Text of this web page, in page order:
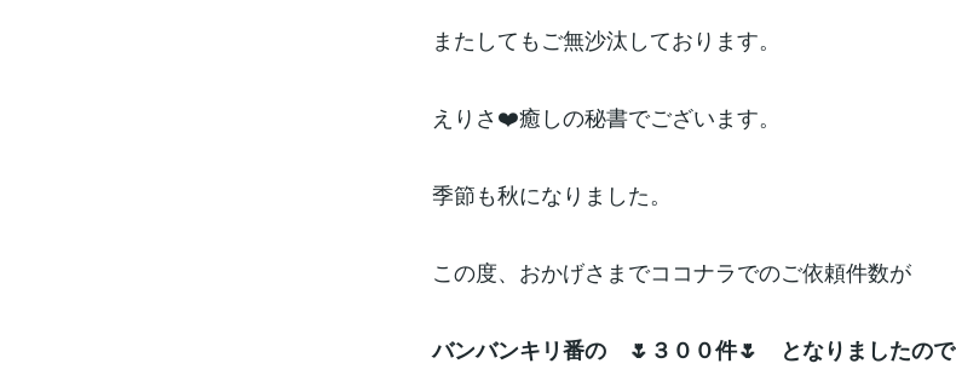
またしてもご無沙汰しております。
えりさ❤️癒しの秘書でございます。
季節も秋になりました。
この度、おかげさまでココナラでのご依頼件数が
バンバンキリ番の 🌷３００件🌷 となりましたので